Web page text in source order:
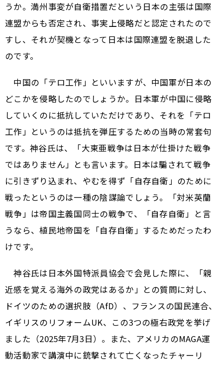
うか。満州事変が自衛措置だという日本の主張は国際
連盟からも否定され、事実上侵略だと認定されたので
すし、それが契機となって日本は国際連盟を脱退した
のです。
中国の「テロ工作」といいますが、中国軍が日本の
どこかを侵略したのでしょうか。日本軍が中国に侵略
していくのに抵抗していただけであり、それを「テロ
工作」というのは抵抗を弾圧するための当時の常套句
です。神谷氏は、「大東亜戦争は日本が仕掛けた戦争
ではありません」とも言います。日本は騙されて戦争
に引きずり込まれ、やむを得ず「自存自衛」のために
戦ったというのは一種の陰謀論でしょう。「対米英蘭
戦争」は帝国主義国同士の戦争で、「自存自衛」と言
うなら、植民地帝国を「自存自衛」するためだったわ
けです。
神谷氏は日本外国特派員協会で会見した際に、「親
近感を覚える海外の政党はあるか」との質問に対し、
ドイツのための選択肢（AfD）、フランスの国民連合、
イギリスのリフォームUK、この3つの極右政党を挙げ
ました（2025年7月3日）。また、アメリカのMAGA運
動活動家で講演中に銃撃されて亡くなったチャーリ